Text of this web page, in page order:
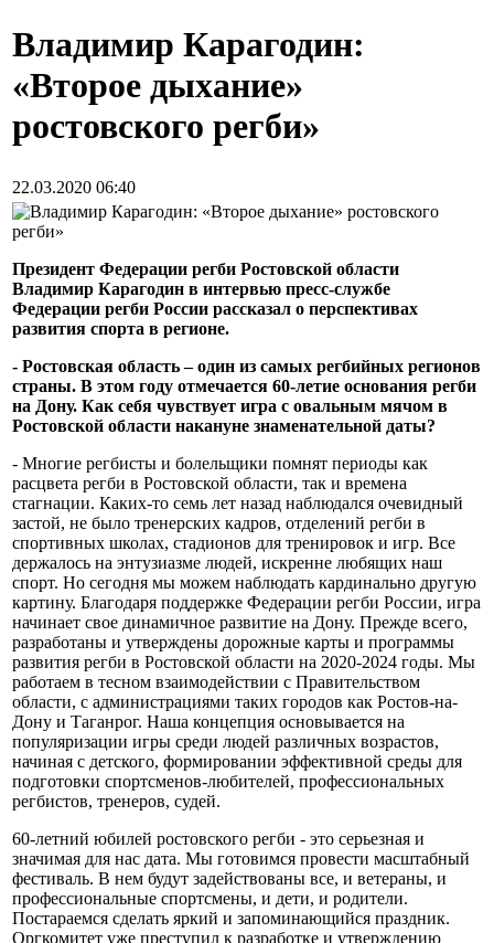
Владимир Карагодин:
«Второе дыхание»
ростовского регби»
22.03.2020 06:40
Президент Федерации регби Ростовской области
Владимир Карагодин в интервью пресс-службе
Федерации регби России рассказал о перспективах
развития спорта в регионе.
- Ростовская область – один из самых регбийных регионов
страны. В этом году отмечается 60-летие основания регби
на Дону. Как себя чувствует игра с овальным мячом в
Ростовской области накануне знаменательной даты?
- Многие регбисты и болельщики помнят периоды как
расцвета регби в Ростовской области, так и времена
стагнации. Каких-то семь лет назад наблюдался очевидный
застой, не было тренерских кадров, отделений регби в
спортивных школах, стадионов для тренировок и игр. Все
держалось на энтузиазме людей, искренне любящих наш
спорт. Но сегодня мы можем наблюдать кардинально другую
картину. Благодаря поддержке Федерации регби России, игра
начинает свое динамичное развитие на Дону. Прежде всего,
разработаны и утверждены дорожные карты и программы
развития регби в Ростовской области на 2020-2024 годы. Мы
работаем в тесном взаимодействии с Правительством
области, с администрациями таких городов как Ростов-на-
Дону и Таганрог. Наша концепция основывается на
популяризации игры среди людей различных возрастов,
начиная с детского, формировании эффективной среды для
подготовки спортсменов-любителей, профессиональных
регбистов, тренеров, судей.
60-летний юбилей ростовского регби - это серьезная и
значимая для нас дата. Мы готовимся провести масштабный
фестиваль. В нем будут задействованы все, и ветераны, и
профессиональные спортсмены, и дети, и родители.
Постараемся сделать яркий и запоминающийся праздник.
Оргкомитет уже преступил к разработке и утверждению